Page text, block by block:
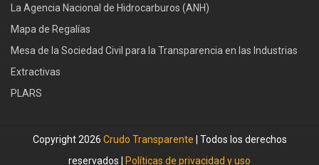
La Agencia Nacional de Hidrocarburos (ANH)
Mapa de Regalías
Mesa de la Sociedad Civil para la Transparencia en las Industrias
Extractivas
PLARS
Copyright 2026 Crudo Transparente | Todos los derechos
reservados |
Políticas de privacidad y uso